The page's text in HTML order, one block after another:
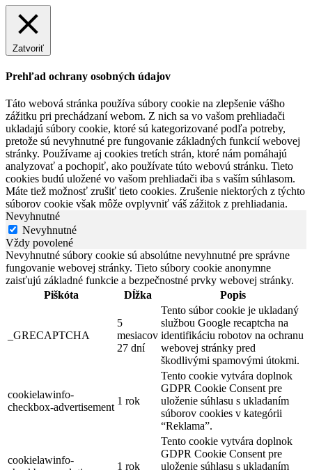
Zatvoriť
Prehľad ochrany osobných údajov
Táto webová stránka používa súbory cookie na zlepšenie vášho
zážitku pri prechádzaní webom. Z nich sa vo vašom prehliadači
ukladajú súbory cookie, ktoré sú kategorizované podľa potreby,
pretože sú nevyhnutné pre fungovanie základných funkcií webovej
stránky. Používame aj cookies tretích strán, ktoré nám pomáhajú
analyzovať a pochopiť, ako používate túto webovú stránku. Tieto
cookies budú uložené vo vašom prehliadači iba s vaším súhlasom.
Máte tiež možnosť zrušiť tieto cookies. Zrušenie niektorých z týchto
súborov cookie však môže ovplyvniť váš zážitok z prehliadania.
Nevyhnutné
Nevyhnutné
Vždy povolené
Nevyhnutné súbory cookie sú absolútne nevyhnutné pre správne
fungovanie webovej stránky. Tieto súbory cookie anonymne
zaisťujú základné funkcie a bezpečnostné prvky webovej stránky.
Piškóta
Dĺžka Popis
_GRECAPTCHA
5
mesiacov
27 dní
Tento súbor cookie je ukladaný
službou Google recaptcha na
identifikáciu robotov na ochranu
webovej stránky pred
škodlivými spamovými útokmi.
cookielawinfo-
checkbox-advertisement
1 rok
Tento cookie vytvára doplnok
GDPR Cookie Consent pre
uloženie súhlasu s ukladaním
súborov cookies v kategórii
“Reklama”.
cookielawinfo-
1 rok
Tento cookie vytvára doplnok
GDPR Cookie Consent pre
uloženie súhlasu s ukladaním